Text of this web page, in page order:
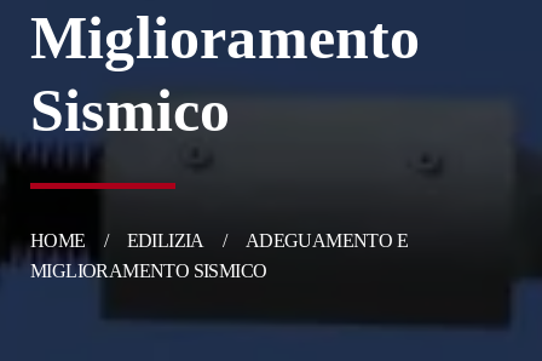
Miglioramento
Sismico
HOME EDILIZIA
ADEGUAMENTO E
MIGLIORAMENTO SISMICO